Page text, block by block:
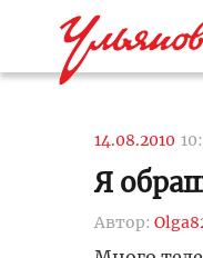
14.08.2010
Я
Автор: